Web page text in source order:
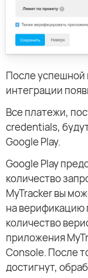
После успешной
интеграции
Все платежи,
credentials,
Google Play.
Google Play
количество
MyTracker вы
на верификацию
количество
приложения
Console. После
достигнут,